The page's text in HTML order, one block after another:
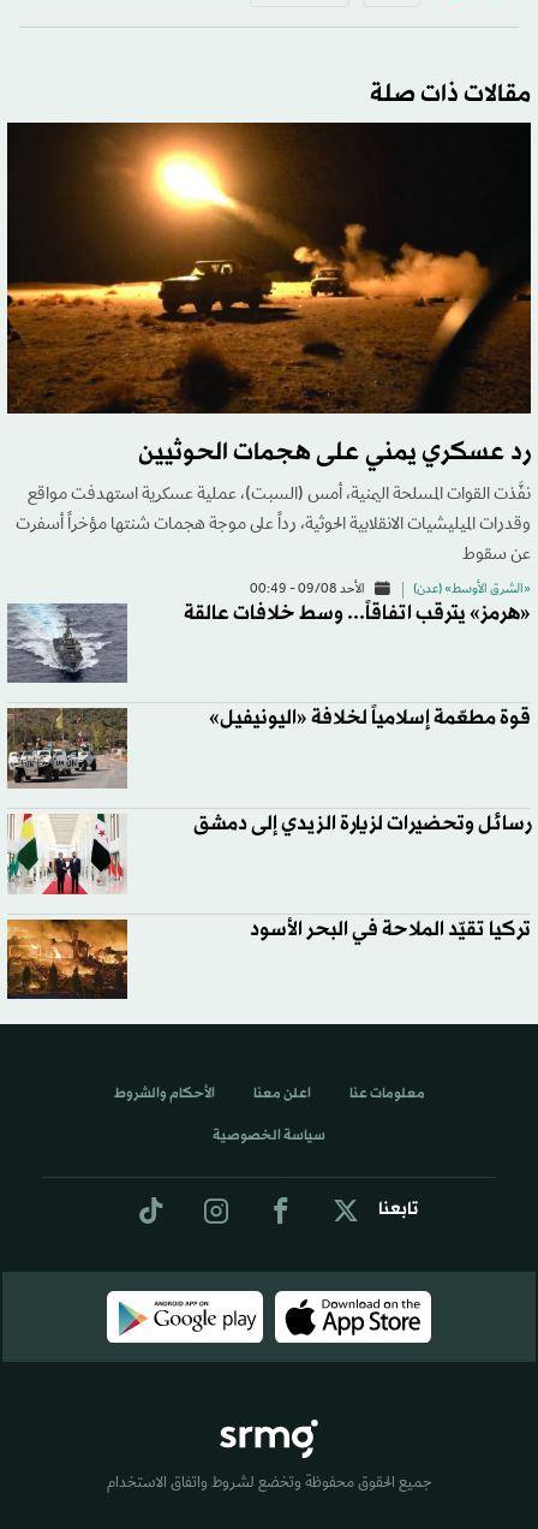
مقالات ذات صلة
رد عسكري يمني على هجمات الحوثيين
نفَّذت القوات المسلحة اليمنية، أمس (السبت)، عملية عسكرية استهدفت مواقع
وقدرات الميليشيات الانقلابية الحوثية، رداً على موجة هجمات شنتها مؤخراً أسفرت
عن سقوط
«الشرق الأوسط» (عدن) الأحد 09/08 - 00:49
«هرمز» يترقب اتفاقاً... وسط خلافات عالقة
قوة مطعّمة إسلامياً لخلافة «اليونيفيل»
رسائل وتحضيرات لزيارة الزيدي إلى دمشق
تركيا تقيّد الملاحة في البحر الأسود
تابعنا
معلومات عنا اعلن معنا الأحكام والشروط
سياسة الخصوصية
جميع الحقوق محفوظة وتخضع لشروط واتفاق الاستخدام